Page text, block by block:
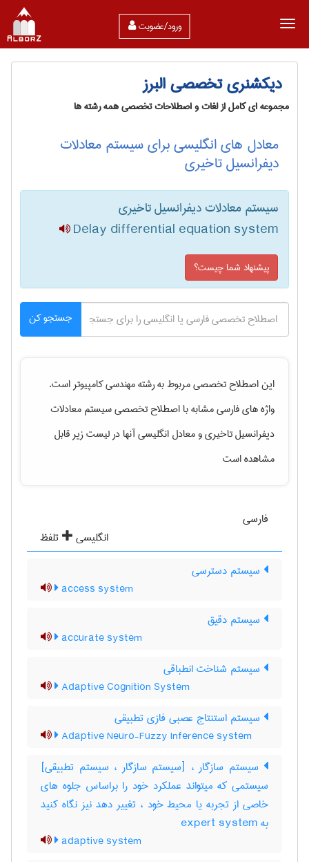
ورود/عضویت
دیکشنری تخصصی البرز
مجموعه ای کامل از لغات و اصطلاحات تخصصی همه رشته ها
معادل های انگلیسی برای سیستم معادلات
دیفرانسیل تاخیری
سیستم معادلات دیفرانسیل تاخیری
Delay differential equation system
پیشنهاد شما چیست؟
جستجو کن
این اصطلاح تخصصی مربوط به رشتهمهندسی كامپيوتراست.
واژه های فارسی مشابه با اصطلاح تخصصیسیستم معادلات
دیفرانسیل تاخیریو معادل انگلیسی آنها در لیست زیر قابل
مشاهده است
فارسی
انگلیسی
تلفظ
سیستم دسترسی
access system
سیستم دقیق
accurate system
سیستم شناخت انطباقی
Adaptive Cognition System
سیستم استنتاج عصبی فازی تطبیقی
Adaptive Neuro-Fuzzy Inference system
سیستم سازگار ، [سیستم سازگار ، سیستم تطبیقی]
سیستمی که میتواند عملکرد خود را براساس جلوه های
خاصی از تجربه یا محیط خود ، تغییر دهد نیز نگاه کنید
به ‎ expert system
adaptive system